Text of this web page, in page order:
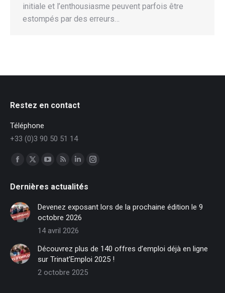
initiale et l’enthousiasme peuvent parfois être
estompés par des erreurs…
Restez en contact
Téléphone
+33 (0)3 90 50 51 14
Trouvez nous sur :
Facebook
opens
in
new
window
X
opens
new
window
opens
in
new
window
opens
in
new
window
LinkedIn
opens
in
new
window
Instagram
in
Dernières actualités
Devenez exposant lors de la prochaine édition le 9
octobre 2026
14 avril 2026
Découvrez plus de 140 offres d’emploi déjà en ligne
sur Trinat’Emploi 2025 !
2 octobre 2025